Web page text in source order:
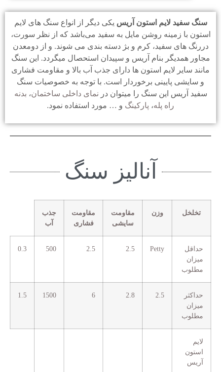
سنگ سفید لایم استون آریس یکی دیگر از انواع سنگ های لایم
استون با زمینه روشن مایل به سفید می‌باشد که از نظر سورت،
دررنگ های سفید، کرم و بژ دسته بندی می شوند. و از دومعدن
مجاور همدیگر بنام آریس و سپیدان استحصال میگردد. این سنگ
مانند سایر لایم استون ها دارای جذب آب بالا و مقاومت فشاری
و سایشی پایینی برخوردار است. با توجه به خصوصیات سنگ
سفید آریس این سنگ را میتوان در نمای داخلی ساختمان، بدنه
راه پله، پارکینگ و … مورد استفاده نمود.
آنالیز سنگ
تخلخل وزن
مقاومت
سایشی
مقاومت
فشاری
جذب
آب
حداقل
میزان
مطلوب
Petty
2.5
2.5
500
0.3
حداکثر
میزان
مطلوب
2.5
2.8
6
1500
1.5
لایم
استون
آریس